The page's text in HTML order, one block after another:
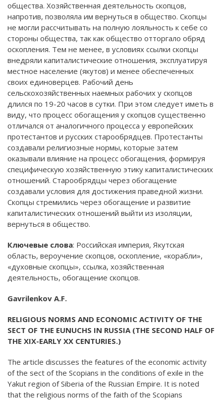
общества. Хозяйственная деятельность скопцов,
напротив, позволяла им вернуться в общество. Скопцы
не могли рассчитывать на полную лояльность к себе со
стороны общества, так как общество отторгало обряд
оскопления. Тем не менее, в условиях ссылки скопцы
внедряли капиталистические отношения, эксплуатируя
местное население (якутов) и менее обеспеченных
своих единоверцев. Рабочий день
сельскохозяйственных наемных рабочих у скопцов
длился по 19-20 часов в сутки. При этом следует иметь в
виду, что процесс обогащения у скопцов существенно
отличался от аналогичного процесса у европейских
протестантов и русских старообрядцев. Протестанты
создавали религиозные нормы, которые затем
оказывали влияние на процесс обогащения, формируя
специфическую хозяйственную этику капиталистических
отношений. Старообрядцы через обогащение
создавали условия для достижения праведной жизни.
Скопцы стремились через обогащение и развитие
капиталистических отношений выйти из изоляции,
вернуться в общество.
Ключевые слова: Российская империя, Якутская
область, вероучение скопцов, оскопление, «корабли»,
«духовные скопцы», ссылка, хозяйственная
деятельность, обогащение скопцов.
Gavrilenkov A.F.
RELIGIOUS NORMS AND ECONOMIC ACTIVITY OF THE
SECT OF THE EUNUCHS IN RUSSIA (THE SECOND HALF OF
THE XIX-EARLY XX CENTURIES.)
The article discusses the features of the economic activity
of the sect of the Scopians in the conditions of exile in the
Yakut region of Siberia of the Russian Empire. It is noted
that the religious norms of the faith of the Scopians